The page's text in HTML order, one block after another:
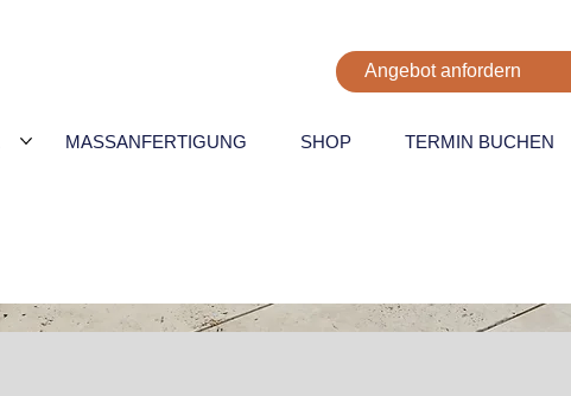
Angebot anfordern
MASSANFERTIGUNG SHOP TERMIN BUCHEN